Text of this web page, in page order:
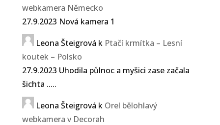
webkamera Německo
27.9.2023 Nová kamera 1
Leona Šteigrová k Ptačí krmítka – Lesní
koutek – Polsko
27.9.2023 Uhodila půlnoc a myšici zase začala
šichta .....
Leona Šteigrová k Orel bělohlavý
webkamera v Decorah